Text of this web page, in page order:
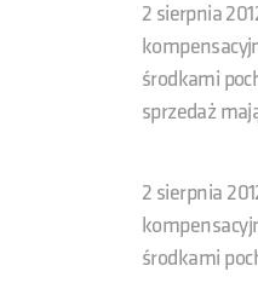
2 sierpnia
środkami
sprzedaż
2 sierpnia
środkami